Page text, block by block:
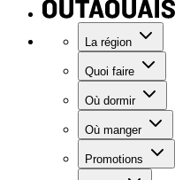
La région
Quoi faire
Où dormir
Où manger
Promotions